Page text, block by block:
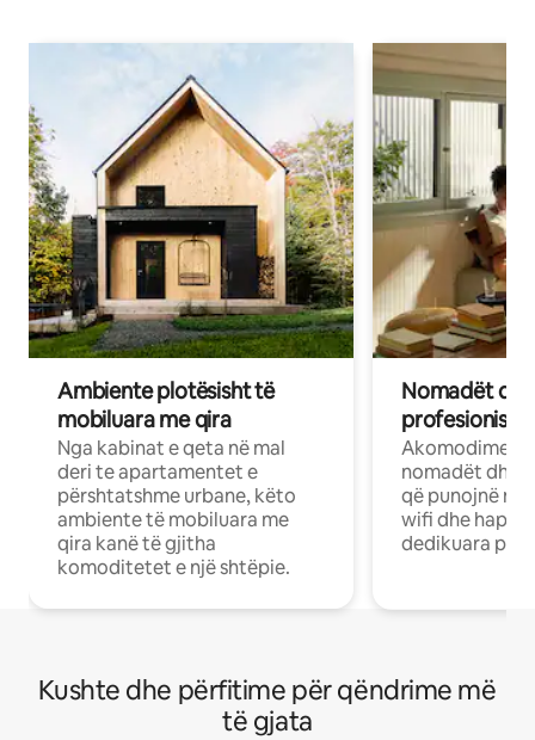
Ambiente plotësisht të
mobiluara me qira
Nga kabinat e qeta në mal
deri te apartamentet e
përshtatshme urbane, këto
ambiente të mobiluara me
qira kanë të gjitha
komoditetet e një shtëpie.
Nomadët
Akomodime
nomadët dhe
që punojnë në
wifi dhe
dedikuara
Kushte dhe përfitime për qëndrime më
të gjata